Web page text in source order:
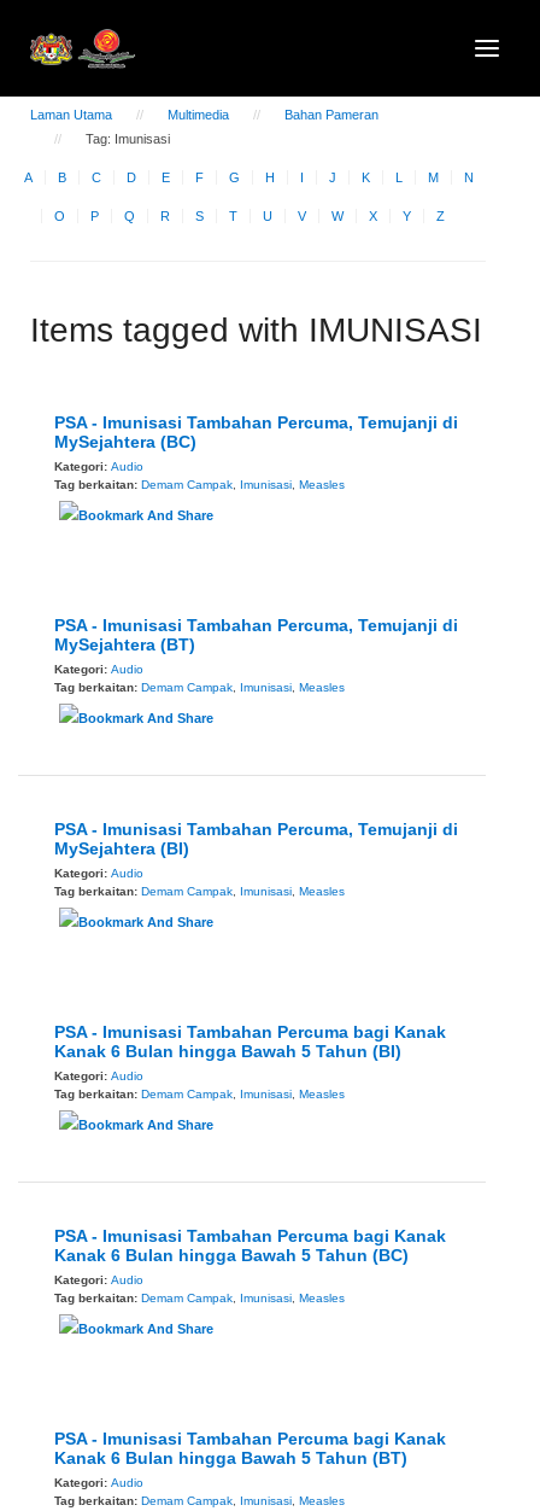
Laman Utama Multimedia
Bahan Pameran
Tag: Imunisasi
A B C D E F G H I J K L M N
O P Q R S T U V W X Y Z
Items tagged with IMUNISASI
PSA - Imunisasi Tambahan Percuma, Temujanji di
MySejahtera (BC)
Kategori: Audio
Tag berkaitan: Demam Campak Imunisasi Measles
PSA - Imunisasi Tambahan Percuma, Temujanji di
MySejahtera (BT)
Kategori: Audio
Tag berkaitan: Demam Campak Imunisasi Measles
PSA - Imunisasi Tambahan Percuma, Temujanji di
MySejahtera (BI)
Kategori: Audio
Tag berkaitan: Demam Campak Imunisasi Measles
PSA - Imunisasi Tambahan Percuma bagi Kanak
Kanak 6 Bulan hingga Bawah 5 Tahun (BI)
Kategori: Audio
Tag berkaitan: Demam Campak, Imunisasi, Measles
PSA - Imunisasi Tambahan Percuma bagi Kanak
Kanak 6 Bulan hingga Bawah 5 Tahun (BC)
Kategori: Audio
Tag berkaitan: Demam Campak, Imunisasi, Measles
PSA - Imunisasi Tambahan Percuma bagi Kanak
Kanak 6 Bulan hingga Bawah 5 Tahun (BT)
Kategori: Audio
Tag berkaitan: Demam Campak, Imunisasi, Measles